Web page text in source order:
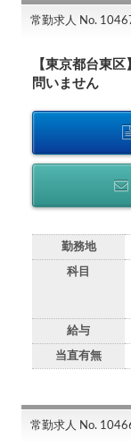
常勤求人 No.
【東京都台東
問いません
勤務地
科目
給与
当直有無
常勤求人 No.